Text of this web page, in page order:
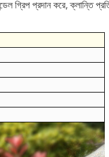
গ্রিপ প্রদান করে, ক্লান্তি